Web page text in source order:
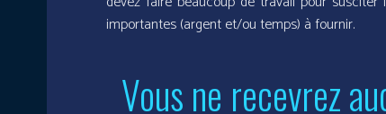
importantes (argent et/ou temps) à fournir.
Vous ne recevrez